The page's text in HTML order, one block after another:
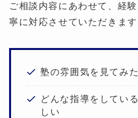
ご相談内容にあわせて、経
寧に対応させていただきます
塾の雰囲気を見てみ
どんな指導をしてい
しい